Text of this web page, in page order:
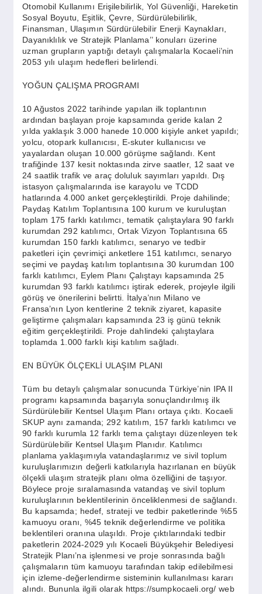
Otomobil Kullanımı Erişilebilirlik, Yol Güvenliği, Hareketin
Sosyal Boyutu, Eşitlik, Çevre, Sürdürülebilirlik,
Finansman, Ulaşımın Sürdürülebilir Enerji Kaynakları,
Dayanıklılık ve Stratejik Planlama’’ konuları üzerine
uzman grupların yaptığı detaylı çalışmalarla Kocaeli’nin
2053 yılı ulaşım hedefleri belirlendi.
YOĞUN ÇALIŞMA PROGRAMI
10 Ağustos 2022 tarihinde yapılan ilk toplantının
ardından başlayan proje kapsamında geride kalan 2
yılda yaklaşık 3.000 hanede 10.000 kişiyle anket yapıldı;
yolcu, otopark kullanıcısı, E-skuter kullanıcısı ve
yayalardan oluşan 10.000 görüşme sağlandı. Kent
trafiğinde 137 kesit noktasında zirve saatler, 12 saat ve
24 saatlik trafik ve araç doluluk sayımları yapıldı. Dış
istasyon çalışmalarında ise karayolu ve TCDD
hatlarında 4.000 anket gerçekleştirildi. Proje dahilinde;
Paydaş Katılım Toplantısına 100 kurum ve kuruluştan
toplam 175 farklı katılımcı, tematik çalıştaylara 90 farklı
kurumdan 292 katılımcı, Ortak Vizyon Toplantısına 65
kurumdan 150 farklı katılımcı, senaryo ve tedbir
paketleri için çevrimiçi anketlere 151 katılımcı, senaryo
seçimi ve paydaş katılım toplantısına 30 kurumdan 100
farklı katılımcı, Eylem Planı Çalıştayı kapsamında 25
kurumdan 93 farklı katılımcı iştirak ederek, projeyle ilgili
görüş ve önerilerini belirtti. İtalya’nın Milano ve
Fransa’nın Lyon kentlerine 2 teknik ziyaret, kapasite
geliştirme çalışmaları kapsamında 23 iş günü teknik
eğitim gerçekleştirildi. Proje dahlindeki çalıştaylara
toplamda 1.000 farklı kişi katılım sağladı.
EN BÜYÜK ÖLÇEKLİ ULAŞIM PLANI
Tüm bu detaylı çalışmalar sonucunda Türkiye’nin IPA II
programı kapsamında başarıyla sonuçlandırılmış ilk
Sürdürülebilir Kentsel Ulaşım Planı ortaya çıktı. Kocaeli
SKUP aynı zamanda; 292 katılım, 157 farklı katılımcı ve
90 farklı kurumla 12 farklı tema çalıştayı düzenleyen tek
Sürdürülebilir Kentsel Ulaşım Planıdır. Katılımcı
planlama yaklaşımıyla vatandaşlarımız ve sivil toplum
kuruluşlarımızın değerli katkılarıyla hazırlanan en büyük
ölçekli ulaşım stratejik planı olma özelliğini de taşıyor.
Böylece proje sıralamasında vatandaş ve sivil toplum
kuruluşlarının beklentilerinin önceliklenmesi de sağlandı.
Bu kapsamda; hedef, strateji ve tedbir paketlerinde %55
kamuoyu oranı, %45 teknik değerlendirme ve politika
beklentileri oranına ulaşıldı. Proje çıktılarındaki tedbir
paketlerin 2024-2029 yılı Kocaeli Büyükşehir Belediyesi
Stratejik Planı’na işlenmesi ve proje sonrasında bağlı
çalışmaların tüm kamuoyu tarafından takip edilebilmesi
için izleme-değerlendirme sisteminin kullanılması kararı
alındı. Bununla ilgili olarak https://sumpkocaeli.org/ web